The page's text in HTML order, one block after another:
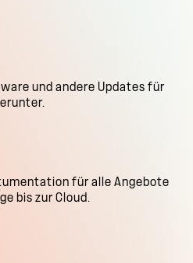
und andere Updates für
für alle Angebote
bis zur Cloud.